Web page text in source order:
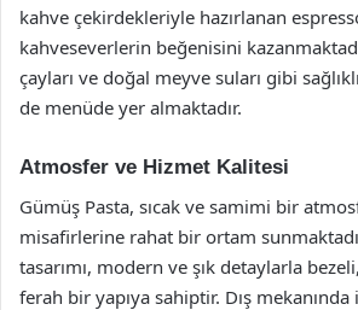
kahve çekirdekleriyle hazırlanan
kahveseverlerin beğenisini
çayları ve doğal meyve suları gibi
de menüde yer almaktadır.
Atmosfer ve Hizmet Kalitesi
Gümüş Pasta, sıcak ve samimi bir
misafirlerine rahat bir ortam
tasarımı, modern ve şık detaylarla
ferah bir yapıya sahiptir. Dış